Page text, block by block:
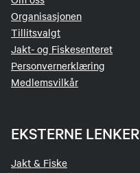
Organisasjonen
Tillitsvalgt
Jakt- og Fiskesenteret
Personvernerklæring
Medlemsvilkår
EKSTERNE LENKER
Jakt & Fiske